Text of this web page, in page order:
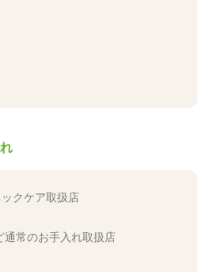
クケア取扱店
常のお手入れ取扱店